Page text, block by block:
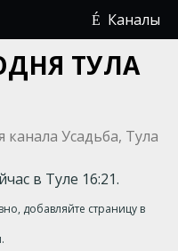
Каналы
ТУЛА
в Туле 16:21.
добавляйте страницу в